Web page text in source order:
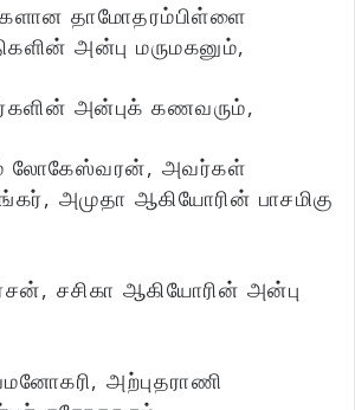
தாமோதரம்பிள்ளை
அன்பு மருமகனும்,
அன்புக் கணவரும்,
லோகேஸ்வரன், அவர்கள்
அமுதா ஆகியோரின் பாசமிகு
சசிகா ஆகியோரின் அன்பு
அற்புதராணி